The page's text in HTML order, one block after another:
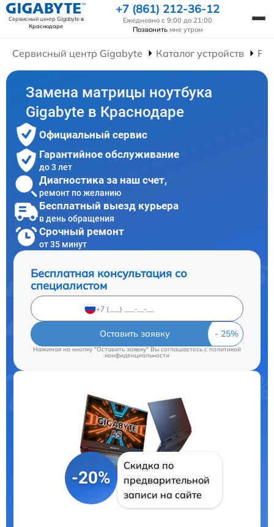
Сервисный центр Gigabyteв
Краснодаре
+7 (861) 212-36-12
Ежедневно с 9:00 до 21:00
Позвонить мне утром
Сервисный центр Gigabyte Каталог устройств
Замена матрицы ноутбука
Gigabyte в Краснодаре
Официальный сервис
Гарантийное обслуживание
до 3 лет
Диагностика за наш счет,
ремонт по желанию
Бесплатный выезд курьера
в день обращения
Срочный ремонт
от 35 минут
Бесплатная консультация со
специалистом
Оставить заявку
Нажимая на кнопку "Оставить заявку" Вы соглашаетесь cполитикой
конфиденциальности
-20%
Скидка по
предварительной
записи на сайте